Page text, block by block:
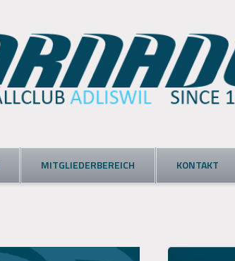
MITGLIEDERBEREICH KONTAKT